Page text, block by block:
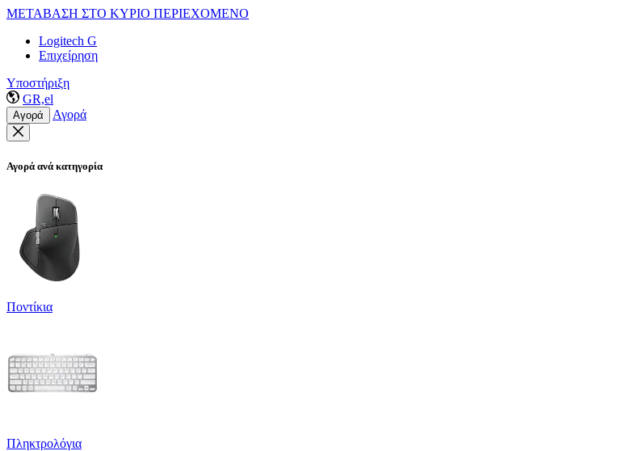
ΜΕΤΑΒΑΣΗ ΣΤΟ ΚΥΡΙΟ ΠΕΡΙΕΧΟΜΕΝΟ
Logitech G
Επιχείρηση
Υποστήριξη
GR,el
Αγορά Αγορά
Αγορά ανά κατηγορία
Ποντίκια
Πληκτρολόγια